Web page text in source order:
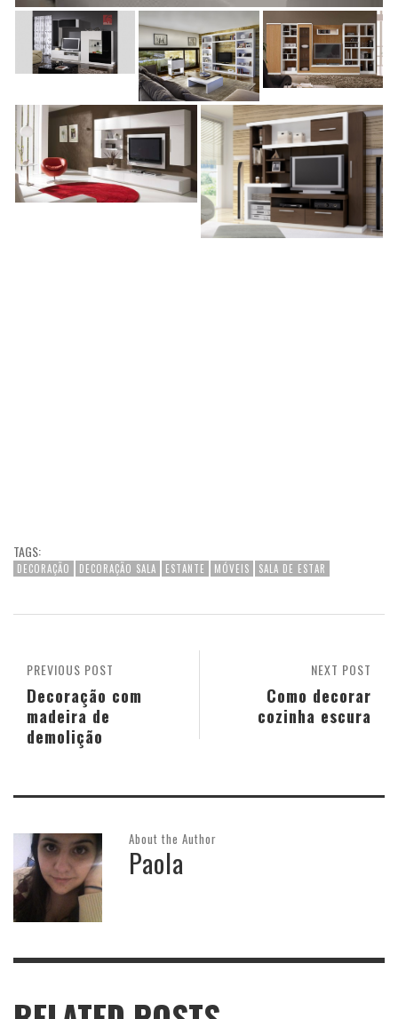
TAGS:
DECORAÇÃO DECORAÇÃO SALA ESTANTE MÓVEIS SALA DE ESTAR
NEXT POST
Como decorar
cozinha escura
PREVIOUS POST
Decoração com
madeira de
demolição
About the Author
Paola